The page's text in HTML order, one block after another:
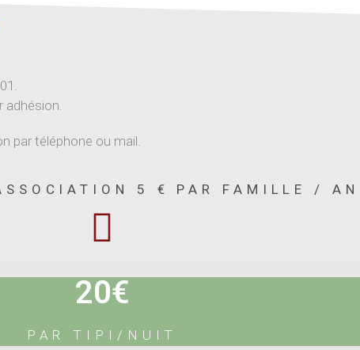
adhésion.
par téléphone ou mail.
5 € PAR FAMILLE / AN
20€
PAR TIPI/NUIT